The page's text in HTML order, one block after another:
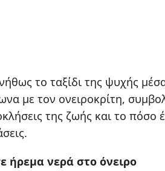
το ταξίδι της ψυχής
με τον ονειροκρίτη,
της ζωής και το πόσο
ήρεμα νερά στο όνειρο